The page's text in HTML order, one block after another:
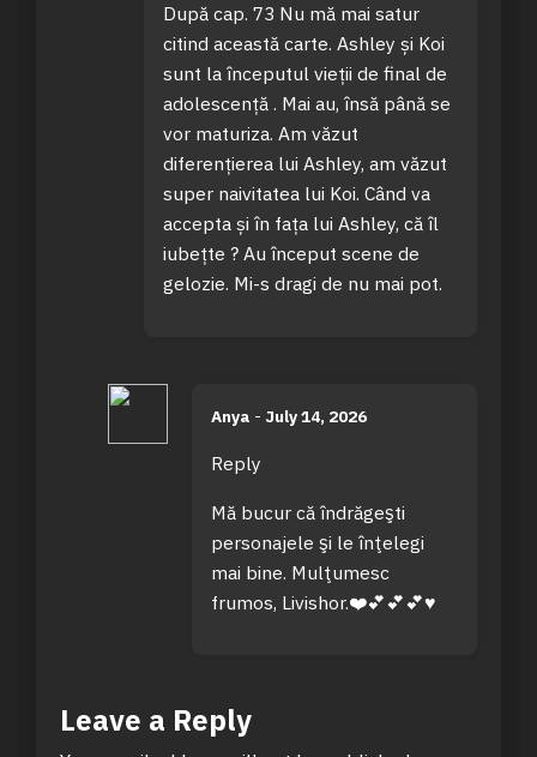
După cap. 73 Nu mă mai satur
citind această carte. Ashley și Koi
sunt la începutul vieții de final de
adolescență . Mai au, însă până se
vor maturiza. Am văzut
diferențierea lui Ashley, am văzut
super naivitatea lui Koi. Când va
accepta și în fața lui Ashley, că îl
iubețte ? Au început scene de
gelozie. Mi-s dragi de nu mai pot.
Anya - July 14, 2026
Reply
Mă bucur că îndrăgeşti
personajele şi le înţelegi
mai bine. Mulţumesc
frumos, Livishor.❤️💕💕💕♥️
Leave a Reply